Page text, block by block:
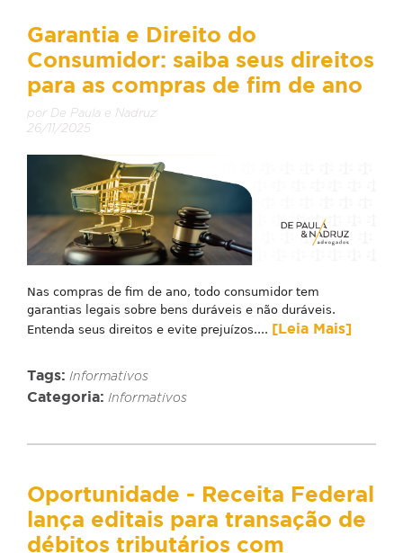
Garantia e Direito do
Consumidor: saiba seus direitos
para as compras de fim de ano
por De Paula e Nadruz
26/11/2025
Nas compras de fim de ano, todo consumidor tem
garantias legais sobre bens duráveis e não duráveis.
Entenda seus direitos e evite prejuízos.... [Leia Mais]
Tags: Informativos
Categoria: Informativos
Oportunidade - Receita Federal
lança editais para transação de
débitos tributários com